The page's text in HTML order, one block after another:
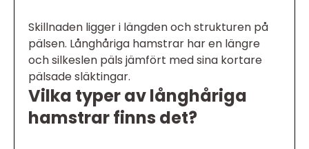
Skillnaden ligger i längden och strukturen på
pälsen. Långhåriga hamstrar har en längre
och silkeslen päls jämfört med sina kortare
pälsade släktingar.
Vilka typer av långhåriga
hamstrar finns det?